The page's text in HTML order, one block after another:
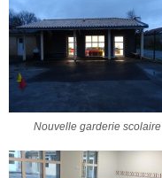
Nouvelle garderie scolaire